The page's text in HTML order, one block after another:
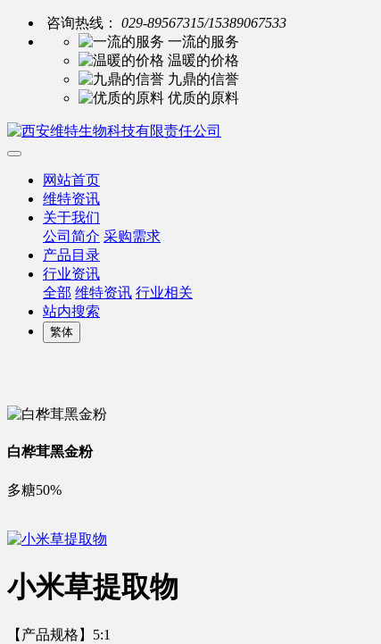
咨询热线：
029-89567315/15389067533
一流的服务
温暖的价格
九鼎的信誉
优质的原料
网站首页
维特资讯
关于我们
公司简介 采购需求
产品目录
行业资讯
全部 维特资讯 行业相关
站内搜索
繁体
白桦茸黑金粉
多糖50%
小米草提取物
【产品规格】5:1